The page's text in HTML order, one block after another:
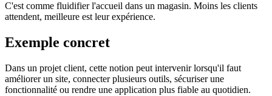
C'est comme fluidifier l'accueil dans un magasin. Moins les clients
attendent, meilleure est leur expérience.
Exemple concret
Dans un projet client, cette notion peut intervenir lorsqu'il faut
améliorer un site, connecter plusieurs outils, sécuriser une
fonctionnalité ou rendre une application plus fiable au quotidien.